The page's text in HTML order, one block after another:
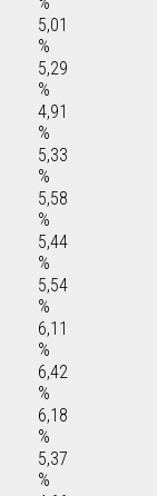
5,01
%
5,29
%
4,91
%
5,33
%
5,58
%
5,44
%
5,54
%
6,11
%
6,42
%
6,18
%
5,37
%